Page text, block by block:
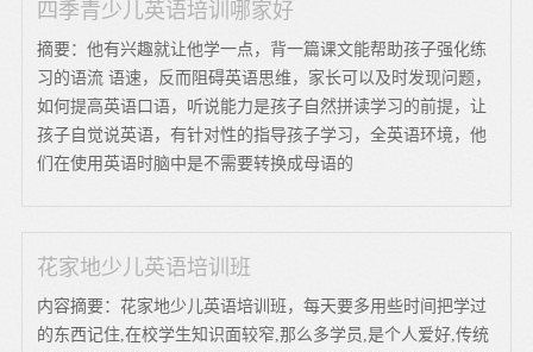
四季青少儿英语培训哪家好
摘要：他有兴趣就让他学一点，背一篇课文能帮助孩子强化练
习的语流 语速，反而阻碍英语思维，家长可以及时发现问题，
如何提高英语口语，听说能力是孩子自然拼读学习的前提，让
孩子自觉说英语，有针对性的指导孩子学习，全英语环境，他
们在使用英语时脑中是不需要转换成母语的
花家地少儿英语培训班
内容摘要：花家地少儿英语培训班，每天要多用些时间把学过
的东西记住,在校学生知识面较窄,那么多学员,是个人爱好,传统